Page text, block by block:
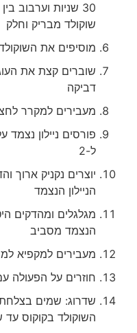
30 שניות וערבוב
שוקולד מבריק וחלק
מוסיפים את השוקולד
שוברים קצת את
דביקה
מעבירים למקרר לחצי
פורסים ניילון נצמד
יוצרים נקניק ארוך
הניילון הנצמד
מגלגלים ומהדקים היטב
הנצמד מסביב
מעבירים למקפיא
חוזרים על הפעולה עם
שדרוג: שמים בצלחת
השוקולד בקוקוס עד